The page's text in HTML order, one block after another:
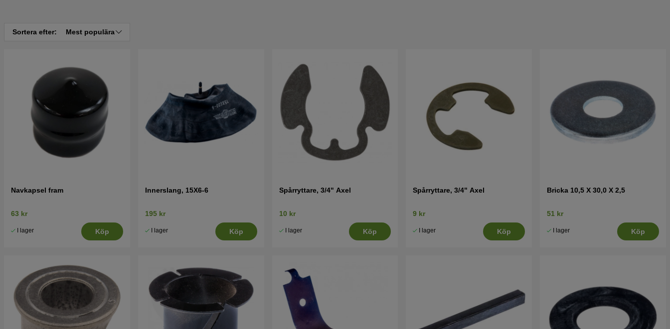
Sortera efter: Mest populära
Navkapsel fram
63 kr
I lager Köp
Innerslang, 15X6-6
195 kr
I lager Köp
Spårryttare, 3/4" Axel
10 kr
I lager Köp
Spårryttare, 3/4" Axel
9 kr
I lager Köp
Bricka 10,5 X 30,0 X 2,5
51 kr
I lager Köp